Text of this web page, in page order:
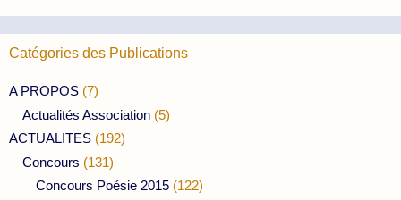
Catégories des Publications
A PROPOS (7)
Actualités Association (5)
ACTUALITES (192)
Concours (131)
Concours Poésie 2015 (122)